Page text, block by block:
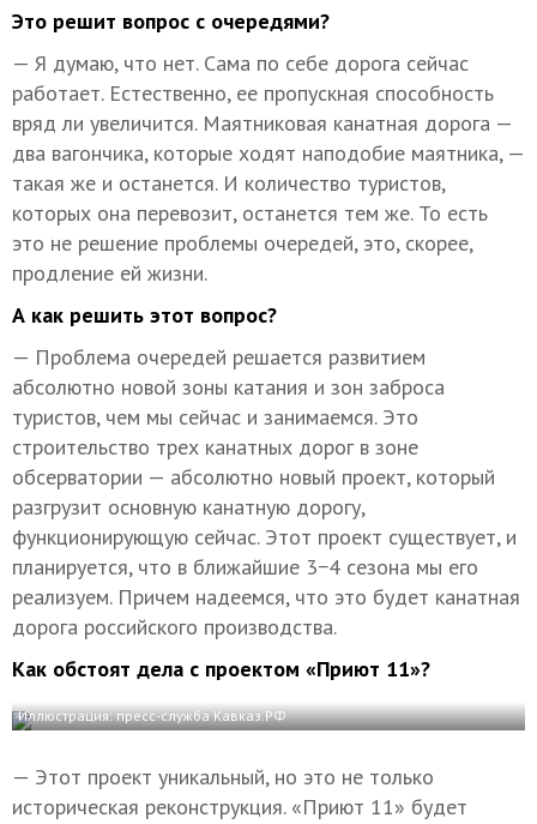
Это решит вопрос с очередями?
— Я думаю, что нет. Сама по себе дорога сейчас
работает. Естественно, ее пропускная способность
вряд ли увеличится. Маятниковая канатная дорога —
два вагончика, которые ходят наподобие маятника, —
такая же и останется. И количество туристов,
которых она перевозит, останется тем же. То есть
это не решение проблемы очередей, это, скорее,
продление ей жизни.
А как решить этот вопрос?
— Проблема очередей решается развитием
абсолютно новой зоны катания и зон заброса
туристов, чем мы сейчас и занимаемся. Это
строительство трех канатных дорог в зоне
обсерватории — абсолютно новый проект, который
разгрузит основную канатную дорогу,
функционирующую сейчас. Этот проект существует, и
планируется, что в ближайшие 3−4 сезона мы его
реализуем. Причем надеемся, что это будет канатная
дорога российского производства.
Как обстоят дела с проектом «Приют 11»?
Иллюстрация: пресс-служба Кавказ.РФ
— Этот проект уникальный, но это не только
историческая реконструкция. «Приют 11» будет